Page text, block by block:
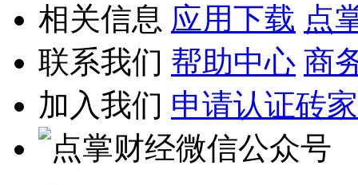
相关信息 应用下载 点
联系我们 帮助中心 商
加入我们 申请认证砖家